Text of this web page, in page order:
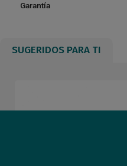
Garantía
SUGERIDOS PARA TI